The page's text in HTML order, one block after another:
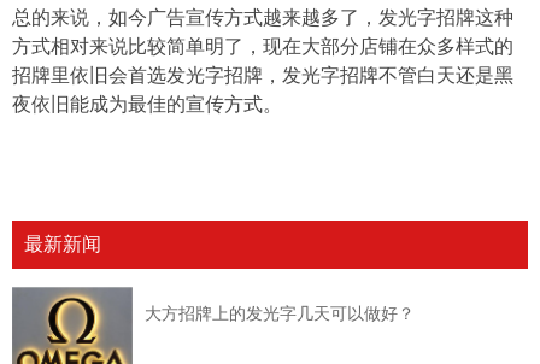
总的来说，如今广告宣传方式越来越多了，发光字招牌这种
方式相对来说比较简单明了，现在大部分店铺在众多样式的
招牌里依旧会首选发光字招牌，发光字招牌不管白天还是黑
夜依旧能成为最佳的宣传方式。
最新新闻
大方招牌上的发光字几天可以做好？